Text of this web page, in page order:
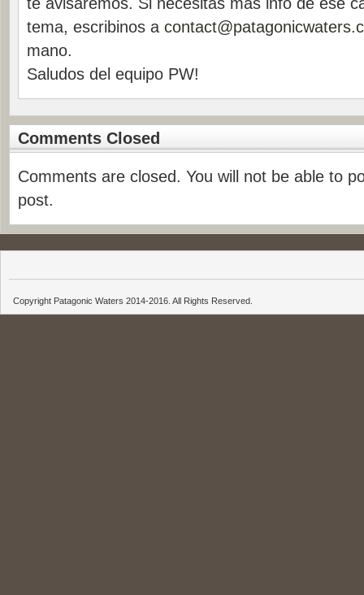
tema, escribinos a
mano.
Saludos del equipo PW!
Comments Closed
Comments are closed. You will not be able to
post.
Copyright Patagonic Waters 2014-2016. All Rights Reserved.